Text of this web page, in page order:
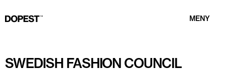
MENY
SWEDISH FASHION COUNCIL